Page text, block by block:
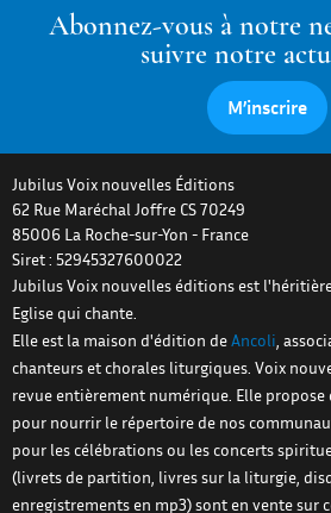
Abonnez-vous à notre
suivre notre
M’inscrire
Jubilus Voix nouvelles Éditions
62 Rue Maréchal Joffre CS 70249
85006 La Roche-sur-Yon - France
Siret : 52945327600022
Jubilus Voix nouvelles éditions est
Eglise qui chante.
Elle est la maison d'édition deAncoli,
chanteurs et chorales liturgiques. Voix
revue entièrement numérique. Elle
pour nourrir le répertoire de nos
pour les célébrations ou les concerts
(livrets de partition, livres sur la liturgie,
enregistrements en mp3) sont en vente sur